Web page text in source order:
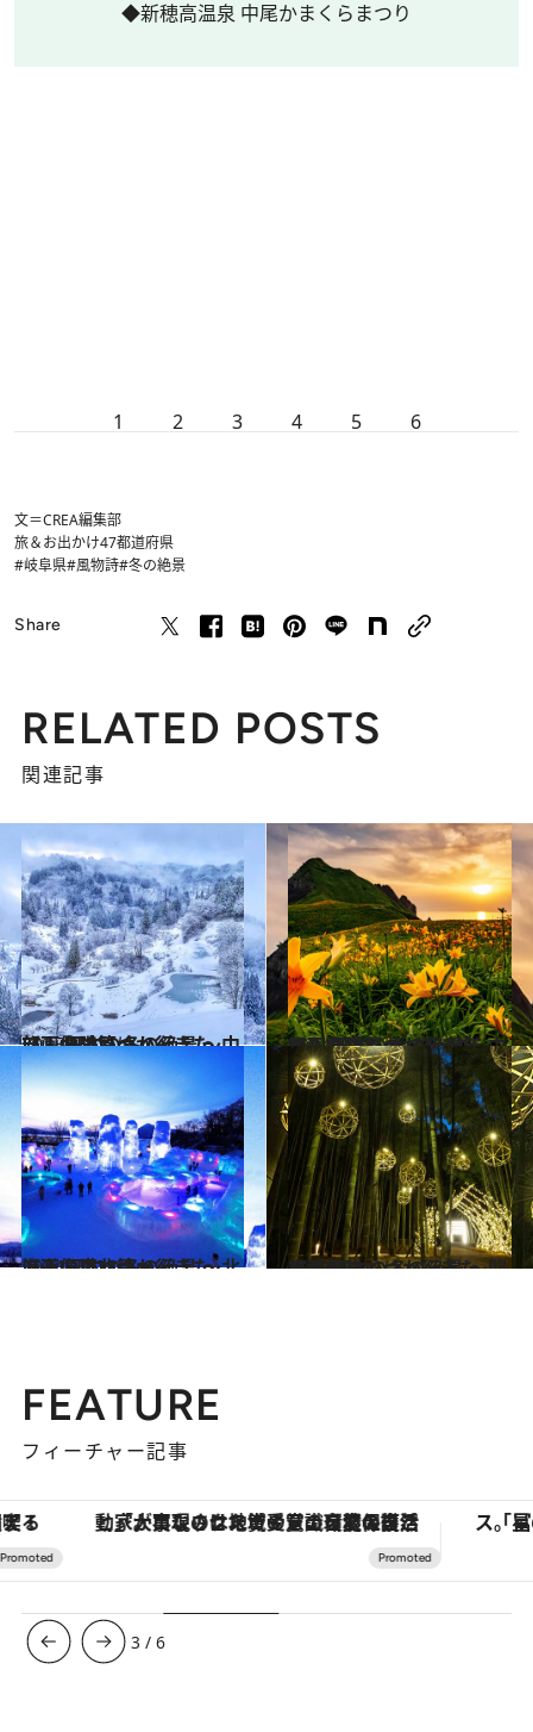
◆新穂高温泉 中尾かまくらまつり
1 2 3 4 5 6
文＝CREA編集部
旅＆お出かけ47都道府県
#岐阜県#風物詩#冬の絶景
Share
RELATED POSTS
関連記事
2025.1.11
【画像】いつか行きたい！ 日本の冬の絶景 ～中部・北陸篇～
旅＆お出かけ 2024.4.27
【画像】いつか行きたい！ 日本の春の絶景 ～中部・北陸篇～（2024年版）
旅＆お出かけ
2024.12.28
【画像】いつか行きたい！ 日本の冬の絶景 ～北海道・東北篇～
旅＆お出かけ 2025.1.4
【画像】いつか行きたい！ 日本の冬の絶景 ～関東篇～
旅＆お出かけ
FEATURE
フィーチャー記事
「大事なのは地域の意識を変えること」。ロレックス賞受賞の自然保護活動家が実現させたナイジェリアの自然環境の復活
3 /6